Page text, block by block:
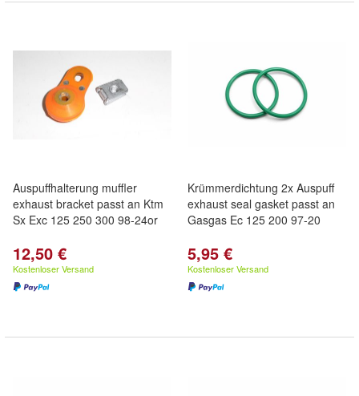
Auspuffhalterung muffler
exhaust bracket passt an Ktm
Sx Exc 125 250 300 98-24or
12,50 €
Kostenloser Versand
Krümmerdichtung 2x Auspuff
exhaust seal gasket passt an
Gasgas Ec 125 200 97-20
5,95 €
Kostenloser Versand